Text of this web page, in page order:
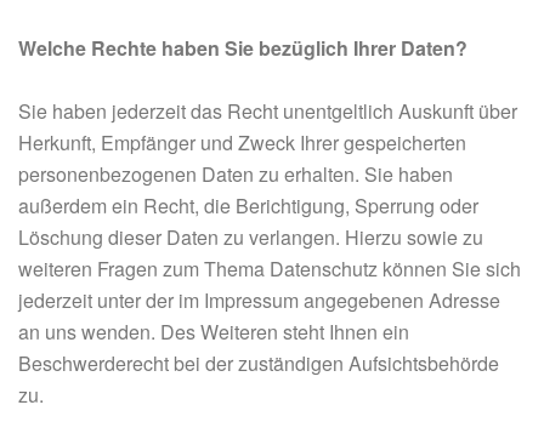
Welche Rechte haben Sie bezüglich Ihrer Daten?
Sie haben jederzeit das Recht unentgeltlich Auskunft über
Herkunft, Empfänger und Zweck Ihrer gespeicherten
personenbezogenen Daten zu erhalten. Sie haben
außerdem ein Recht, die Berichtigung, Sperrung oder
Löschung dieser Daten zu verlangen. Hierzu sowie zu
weiteren Fragen zum Thema Datenschutz können Sie sich
jederzeit unter der im Impressum angegebenen Adresse
an uns wenden. Des Weiteren steht Ihnen ein
Beschwerderecht bei der zuständigen Aufsichtsbehörde
zu.